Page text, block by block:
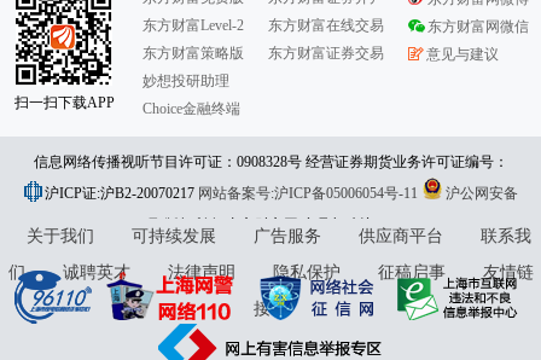
扫一扫下载APP
东方财富Level-2
东方财富策略版
妙想投研助理
Choice金融终端
东方财富在线交易
东方财富证券交易
东方财富网微信
意见与建议
信息网络传播视听节目许可证：0908328号 经营证券期货业务许可证编号：
913101046312860336 违法和不良信息举报:021-61278686 举报邮箱：
jubao@eastmoney.com
沪ICP证:沪B2-20070217 网站备案号:沪ICP备05006054号-11
沪公网安备
31010402000120号版权所有:东方财富网意见与建议:4000300059/952500
关于我们 可持续发展 广告服务 供应商平台
联系我
们
诚聘英才 法律声明 隐私保护 征稿启事
友情链
接